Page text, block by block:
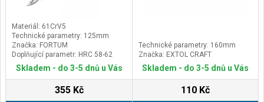
Materiál: 61CrV5
Technické parametry: 125mm
Značka: FORTUM
Doplňující parametr: HRC 58-62
Skladem - do 3-5 dnů u Vás
355 Kč
Technické parametry: 160mm
Značka: EXTOL CRAFT
Skladem - do 3-5 dnů u Vás
110 Kč